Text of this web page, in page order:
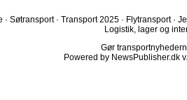
· Søtransport · Transport 2025 · Flytransport ·
Logistik, lager og
Gør
Powered by NewsPublisher.dk